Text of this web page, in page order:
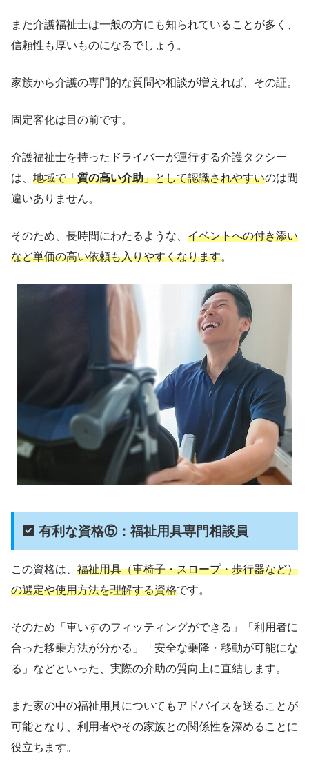
また介護福祉士は一般の方にも知られていることが多く、
信頼性も厚いものになるでしょう。
家族から介護の専門的な質問や相談が増えれば、その証。
固定客化は目の前です。
介護福祉士を持ったドライバーが運行する介護タクシー
は、 地域で「質の高い介助」として認識されやすいのは間
違いありません。
そのため、長時間にわたるような、 イベントへの付き添い
など単価の高い依頼も入りやすくなります。
有利な資格⑤：福祉用具専門相談員
この資格は、 福祉用具（車椅子・スロープ・歩行器など）
の選定や使用方法を理解する資格です。
そのため「車いすのフィッティングができる」「利用者に
合った移乗方法が分かる」「安全な乗降・移動が可能にな
る」などといった、実際の介助の質向上に直結します。
また家の中の福祉用具についてもアドバイスを送ることが
可能となり、利用者やその家族との関係性を深めることに
役立ちます。